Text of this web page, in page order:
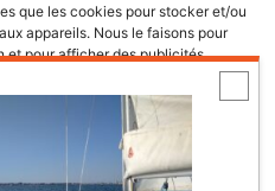
que les cookies pour stocker et/ou
appareils. Nous le faisons pour
et pour afficher des publicités
technologies nous autorisera à
de navigation ou les ID
consentir ou de retirer son
sur certaines fonctonnalités et
à 18 h 49 min
infos.
marque antila?